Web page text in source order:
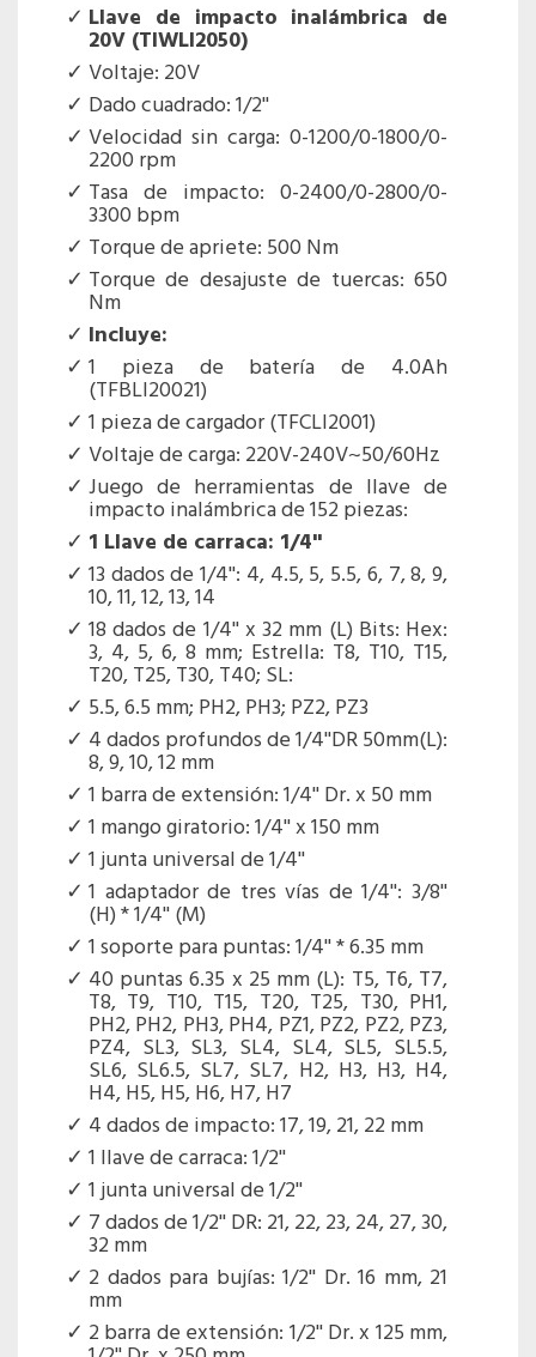
Llave de impacto inalámbrica de
20V (TIWLI2050)
Voltaje: 20V
Dado cuadrado: 1/2''
Velocidad sin carga: 0-1200/0-1800/0-
2200 rpm
Tasa de impacto: 0-2400/0-2800/0-
3300 bpm
Torque de apriete: 500 Nm
Torque de desajuste de tuercas: 650
Nm
Incluye:
1 pieza de batería de 4.0Ah
(TFBLI20021)
1 pieza de cargador (TFCLI2001)
Voltaje de carga: 220V-240V~50/60Hz
Juego de herramientas de llave de
impacto inalámbrica de 152 piezas:
1 Llave de carraca: 1/4''
13 dados de 1/4'': 4, 4.5, 5, 5.5, 6, 7, 8, 9,
10, 11, 12, 13, 14
18 dados de 1/4'' x 32 mm (L) Bits: Hex:
3, 4, 5, 6, 8 mm; Estrella: T8, T10, T15,
T20, T25, T30, T40; SL:
5.5, 6.5 mm; PH2, PH3; PZ2, PZ3
4 dados profundos de 1/4''DR 50mm(L):
8, 9, 10, 12 mm
1 barra de extensión: 1/4'' Dr. x 50 mm
1 mango giratorio: 1/4'' x 150 mm
1 junta universal de 1/4''
1 adaptador de tres vías de 1/4'': 3/8''
(H) * 1/4'' (M)
1 soporte para puntas: 1/4'' * 6.35 mm
40 puntas 6.35 x 25 mm (L): T5, T6, T7,
T8, T9, T10, T15, T20, T25, T30, PH1,
PH2, PH2, PH3, PH4, PZ1, PZ2, PZ2, PZ3,
PZ4, SL3, SL3, SL4, SL4, SL5, SL5.5,
SL6, SL6.5, SL7, SL7, H2, H3, H3, H4,
H4, H5, H5, H6, H7, H7
4 dados de impacto: 17, 19, 21, 22 mm
1 llave de carraca: 1/2''
1 junta universal de 1/2''
7 dados de 1/2'' DR: 21, 22, 23, 24, 27, 30,
32 mm
2 dados para bujías: 1/2'' Dr. 16 mm, 21
mm
2 barra de extensión: 1/2'' Dr. x 125 mm,